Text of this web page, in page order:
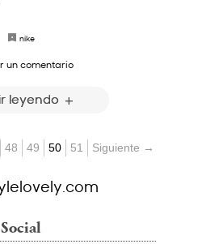
nike
un comentario
leyendo
48 49 50 51 Siguiente →
Social